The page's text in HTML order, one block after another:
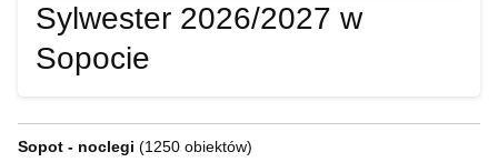
Sylwester 2026/2027 w
Sopocie
Sopot - noclegi (1250 obiektów)